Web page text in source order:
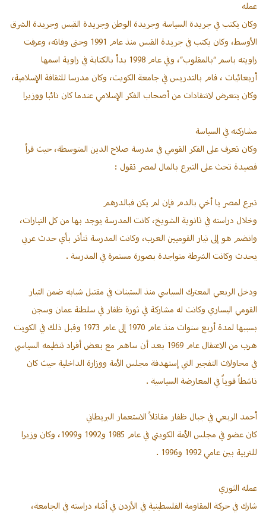
عمله
وكان يكتب في جريدة السياسة وجريدة الوطن وجريدة القبس وجريدة الشرق
الأوسط، وكان يكتب في جريدة القبس منذ عام 1991 وحتى وفاته، وعرفت
زاويته باسم “بالمقلوب”، وفي عام 1998 بدأ بالكتابة في زاوية اسمها
أربعائيات ، قام بالتدريس في جامعة الكويت، وكان مدرسا للثقافة الإسلامية،
وكان يتعرض لانتقادات من أصحاب الفكر الإسلامي عندما كان نائبا ووزيرا
مشاركته في السياسة
وكان تعرف على الفكر القومي في مدرسة صلاح الدين المتوسطة، حيث قرأ
قصيدة تحث على التبرع بالمال لمصر تقول :
تبرع لمصر يا أخي بالدم فإن لم يكن فبالدرهم
وخلال دراسته في ثانوية الشويخ، كانت المدرسة يوجد بها من كل التيارات،
وانضم هو إلى تيار القوميين العرب، وكانت المدرسة تتأثر بأي حدث عربي
يحدث وكانت الشرطة متواجدة بصورة مستمرة في المدرسة .
ودخل الربعي المعترك السياسي منذ الستينات في مقتبل شبابه ضمن التيار
القومي اليساري وكانت له مشاركة في ثورة ظفار في سلطنة عمان وسجن
بسببها لمدة أربع سنوات منذ عام 1970 إلى عام 1973 وقبل ذلك في الكويت
هرب من الاعتقال عام 1969 بعد أن ساهم مع بعض أفراد تنظيمه السياسي
في محاولات التفجير التي إستهدفة مجلس الأمة ووزارة الداخلية حيث كان
ناشطاً قوياً في المعارضة السياسية .
أحمد الربعي في جبال ظفار مقاتلاً الاستعمار البريطاني
كان عضو في مجلس الأمة الكويتي في عام 1985 و1992 و1999، وكان وزيرا
للتربية بين عامي 1992 و1996 .
عمله الثوري
شارك في حركة المقاومة الفلسطينية في الأردن في أثناء دراسته في الجامعة،